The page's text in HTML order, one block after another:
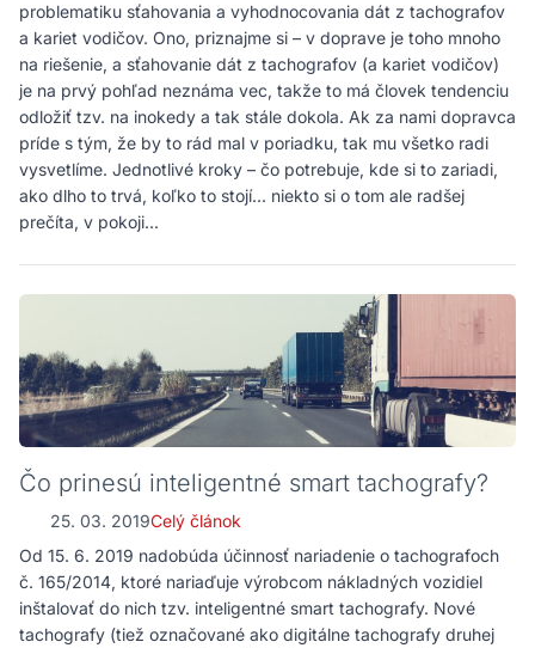
problematiku sťahovania a vyhodnocovania dát z tachografov
a kariet vodičov. Ono, priznajme si – v doprave je toho mnoho
na riešenie, a sťahovanie dát z tachografov (a kariet vodičov)
je na prvý pohľad neznáma vec, takže to má človek tendenciu
odložiť tzv. na inokedy a tak stále dokola. Ak za nami dopravca
príde s tým, že by to rád mal v poriadku, tak mu všetko radi
vysvetlíme. Jednotlivé kroky – čo potrebuje, kde si to zariadi,
ako dlho to trvá, koľko to stojí... niekto si o tom ale radšej
prečíta, v pokoji...
Čo prinesú inteligentné smart tachografy?
25. 03. 2019Celý článok
Od 15. 6. 2019 nadobúda účinnosť nariadenie o tachografoch
č. 165/2014, ktoré nariaďuje výrobcom nákladných vozidiel
inštalovať do nich tzv. inteligentné smart tachografy. Nové
tachografy (tiež označované ako digitálne tachografy druhej